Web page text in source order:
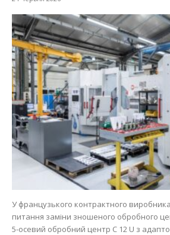
У французького контрактного
питання заміни зношеного обробного
5-осевий обробний центр C 12 U з